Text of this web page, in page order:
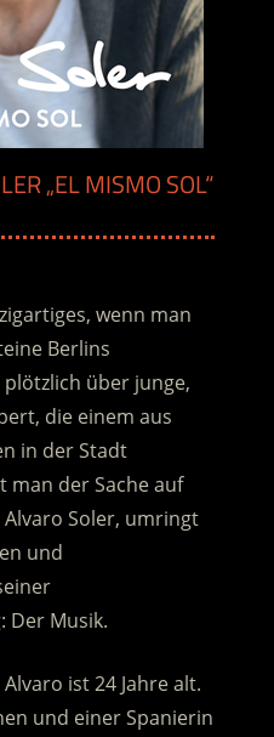
„EL MISMO SOL“
wenn man
Berlins
über junge,
die einem aus
in der Stadt
man der Sache auf
Soler, umringt
und
Der Musik.
ist 24 Jahre alt.
und einer Spanierin